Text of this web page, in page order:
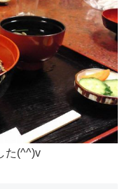
た(^^)v